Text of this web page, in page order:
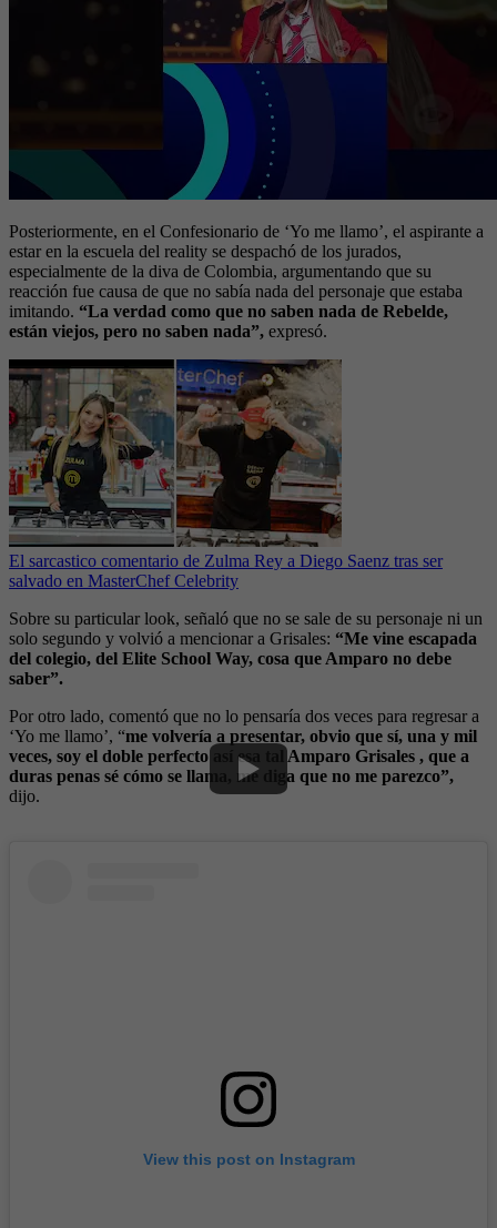
Posteriormente, en el Confesionario de ‘Yo me llamo’, el aspirante a
estar en la escuela del reality se despachó de los jurados,
especialmente de la diva de Colombia, argumentando que su
reacción fue causa de que no sabía nada del personaje que estaba
imitando. “La verdad como que no saben nada de Rebelde,
están viejos, pero no saben nada”, expresó.
El sarcastico comentario de Zulma Rey a Diego Saenz tras ser
salvado en MasterChef Celebrity
Sobre su particular look, señaló que no se sale de su personaje ni un
solo segundo y volvió a mencionar a Grisales: “Me vine escapada
del colegio, del Elite School Way, cosa que Amparo no debe
saber”.
Por otro lado, comentó que no lo pensaría dos veces para regresar a
‘Yo me llamo’, “me volvería a presentar, obvio que sí, una y mil
veces, soy el doble perfecto así esa tal Amparo Grisales , que a
duras penas sé cómo se llama, me diga que no me parezco”,
dijo.
View this post on Instagram